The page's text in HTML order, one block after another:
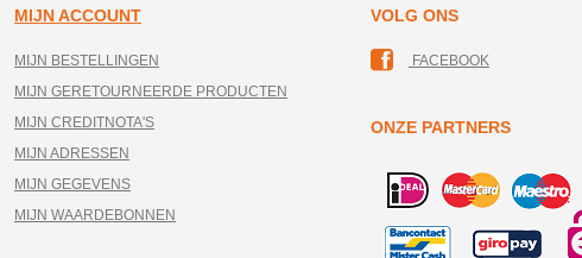
MIJN ACCOUNT
MIJN BESTELLINGEN
MIJN GERETOURNEERDE PRODUCTEN
MIJN CREDITNOTA'S
MIJN ADRESSEN
MIJN GEGEVENS
MIJN WAARDEBONNEN
VOLG ONS
FACEBOOK
ONZE PARTNERS